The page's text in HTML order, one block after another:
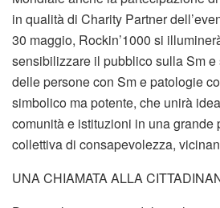
in qualità di Charity Partner
30 maggio, Rockin’1000 si
sensibilizzare il pubblico sulla Sm
delle persone con Sm e patologie
simbolico ma potente, che unirà
comunità e istituzioni in una grande
collettiva di consapevolezza,
UNA CHIAMATA ALLA